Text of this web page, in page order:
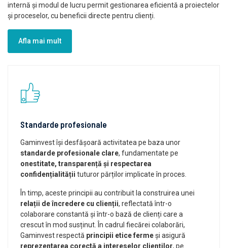
internă și modul de lucru permit gestionarea eficientă a proiectelor
și proceselor, cu beneficii directe pentru clienți.
Afla mai mult
Standarde profesionale
Gaminvest își desfășoară activitatea pe baza unor
standarde profesionale clare, fundamentate pe
onestitate, transparență și respectarea
confidențialității tuturor părților implicate în proces.
În timp, aceste principii au contribuit la construirea unei
relații de încredere cu clienții, reflectată într-o
colaborare constantă și într-o bază de clienți care a
crescut în mod susținut. În cadrul fiecărei colaborări,
Gaminvest respectă principii etice fermeși asigură
reprezentarea corectă a intereselor clienților, pe